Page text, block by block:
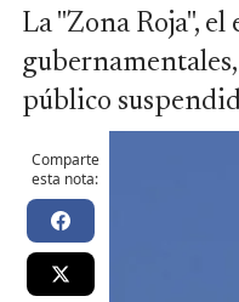
La "Zona Roja",
público
Comparte
esta nota: